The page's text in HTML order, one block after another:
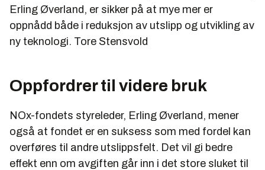
Erling Øverland, er sikker på at mye mer er
oppnådd både i reduksjon av utslipp og utvikling av
ny teknologi. Tore Stensvold
Oppfordrer til videre bruk
NOx-fondets styreleder, Erling Øverland, mener
også at fondet er en suksess som med fordel kan
overføres til andre utslippsfelt. Det vil gi bedre
effekt enn om avgiften går inn i det store sluket til